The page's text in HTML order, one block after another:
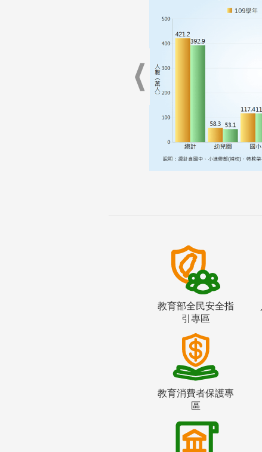
教育部全民安全指
引專區
教育消費者保護專
區